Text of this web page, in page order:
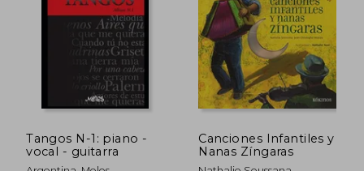
$ 107.67
$ 59.22
45%
dcto. $
Tangos N-1: piano -
vocal - guitarra
Canciones Infantiles y
Nanas Zíngaras